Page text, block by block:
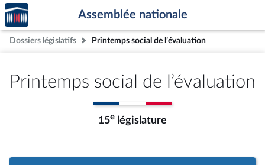
Aller au contenu
Aller en bas de la page
Accèder
à la
page
d'accueil
Assemblée nationale
Dossiers législatifs Printemps social de l’évaluation
Printemps social de l’évaluation
15e législature